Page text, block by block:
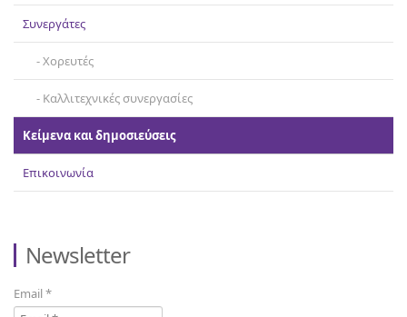
Συνεργάτες
Χορευτές
Καλλιτεχνικές συνεργασίες
Κείμενα και δημοσιεύσεις
Επικοινωνία
Newsletter
Email*